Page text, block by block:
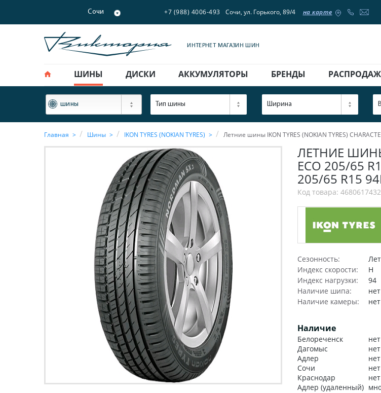
Сочи +7 (988) 4006-493 Сочи, ул. Горького, 89/4 на карте
ИНТЕРНЕТ МАГАЗИН ШИН
ШИНЫ ДИСКИ АККУМУЛЯТОРЫ БРЕНДЫ
ФИЛЬТР
шины Тип шины Ширина
Главная Шины IKON TYRES (NOKIAN TYRES) Летние шины IKON TYRES (NOKIAN TYRES)
ЛЕТНИЕ ШИНЫ
ECO 205/65
205/65 R15
Код товара:
Сезонность:
Индекс скорости:
H
Индекс нагрузки:
94
Наличие шипа:
нет
Наличие камеры:
нет
Наличие
Белореченск
нет
Дагомыс
нет
Адлер
нет
Сочи
нет
Краснодар
нет
Адлер (удаленный)